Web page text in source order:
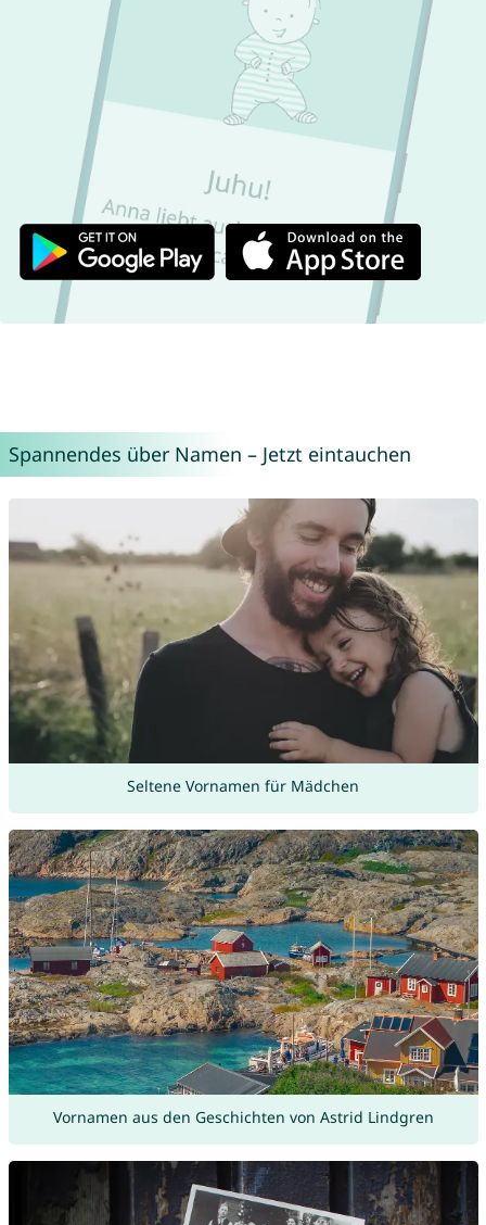
Spannendes über Namen – Jetzt eintauchen
Seltene Vornamen für Mädchen
Vornamen aus den Geschichten von Astrid Lindgren